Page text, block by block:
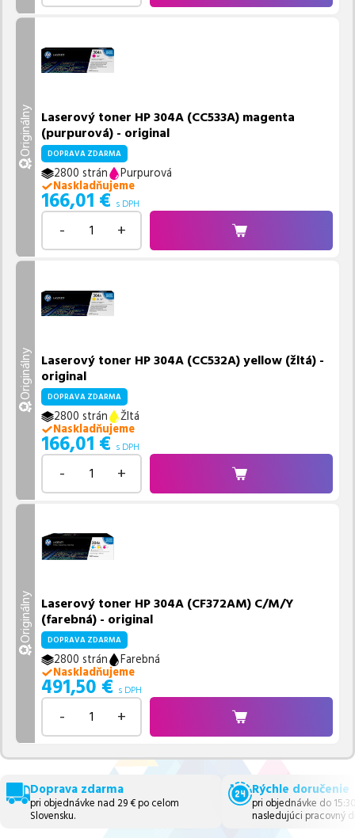
Originálny Laserový toner HP 304A (CC533A) magenta
(purpurová) - original
DOPRAVA ZDARMA
2800 strán
Purpurová
Naskladňujeme
166,01 € s DPH
- +
Originálny Laserový toner HP 304A (CC532A) yellow (žltá) -
original
DOPRAVA ZDARMA
2800 strán
Žltá
Naskladňujeme
166,01 € s DPH
- +
Originálny Laserový toner HP 304A (CF372AM) C/M/Y
(farebná) - original
DOPRAVA ZDARMA
2800 strán
Farebná
Naskladňujeme
491,50 € s DPH
- +
Doprava zdarma
pri objednávke nad 29 € po celom
Slovensku.
Rýchle doručenie
pri objednávke do
nasledujúci pracovný